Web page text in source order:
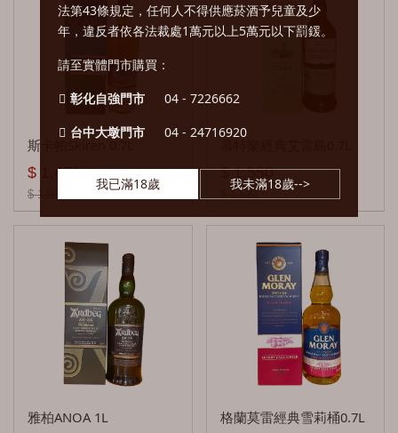
法第43條規定，任何人不得供應菸酒予兒童及少
年，違反者依各法裁處1萬元以上5萬元以下罰鍰。
請至實體門市購買：
彰化自強門市
04 - 7226662
台中大墩門市
04 - 24716920
我已滿18歲 我未滿18歲-->
順風 Cutty Sark
克拉格摩爾 Cragganmore
卡杜 Cardhu
魁列奇 Craigellachie
凱利 Cally
寇蒂 Collectivum
威海指南針西班牙人 Compass Box
老酋長 Chieftains
德富 Deveron
斯卡帕Skiren 0.7L
$ 1,450
$ 1,508
$ 1,550
$ 1,581
雅柏ANOA 1L
格蘭莫雷經典雪莉桶0.7L